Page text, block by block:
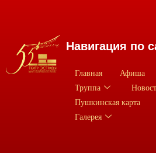
Навигация по
Главная Афиша
Труппа
Пушкинская карта
Галерея